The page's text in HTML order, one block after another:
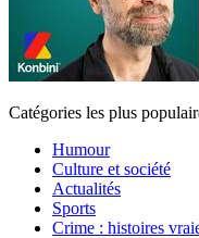
Catégories les plus
Humour
Culture et société
Actualités
Sports
Crime : histoires